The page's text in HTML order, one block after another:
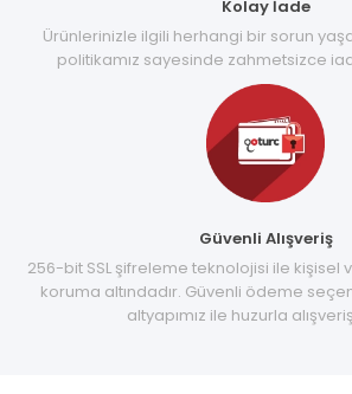
Kolay İade
Ürünlerinizle ilgili herhangi bir sorun
politikamız sayesinde zahmetsizce
Güvenli Alışveriş
256-bit SSL şifreleme teknolojisi ile kişisel
koruma altındadır. Güvenli ödeme
altyapımız ile huzurla